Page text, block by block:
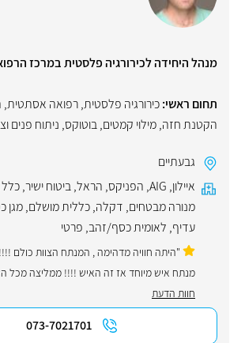
מנהל היחידה לכירורגיה פלסטית במרכז
תחום ראשי:כירורגיה פלסטית,רפואה אסתטית,
הקטנת חזה,מילוי קמטים,בוטוקס, ניתוח פנים
גבעתיים
איילון,
AIG
, הפניקס, הראל,ביטוח ישיר,כלל
מנורה מבטחים, דקלה,כללית מושלם,מגן
עדיף, לאומית כסף/זהב, פרטי
"היתה חוויה מדהימה , המנתח הצוות כולם
מנתח איש מיוחד אז זה האיש !!!! ממליצה מכל
חוות הדעת
073-7021701